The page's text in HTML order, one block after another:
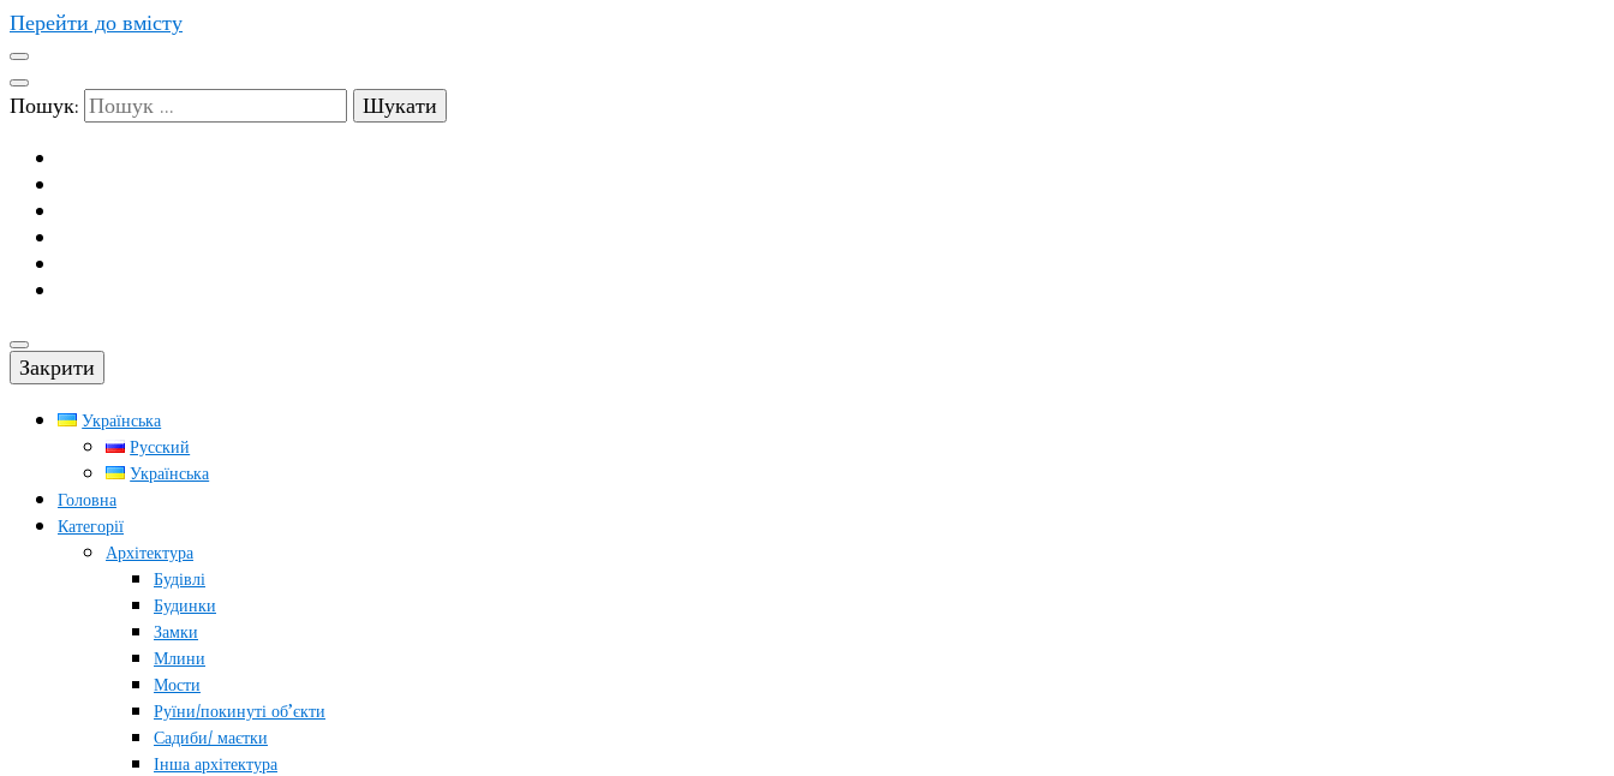
Перейти до вмісту
Пошук:
Закрити
Українська
Русский
Українська
Головна
Категорії
Архітектура
Будівлі
Будинки
Замки
Млини
Мости
Руїни/покинуті об’єкти
Садиби/ маєтки
Інша архітектура